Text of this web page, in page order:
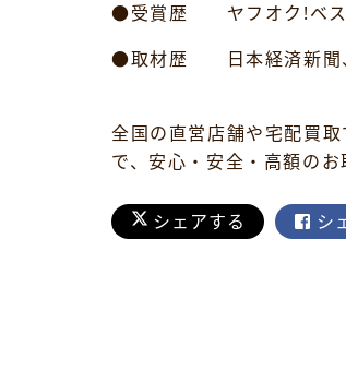
●受賞歴 ヤフオク!ベス
●取材歴 日本経済新聞、
全国の直営店舗や宅配買
で、安心・安全・高額のお
シェアする シ